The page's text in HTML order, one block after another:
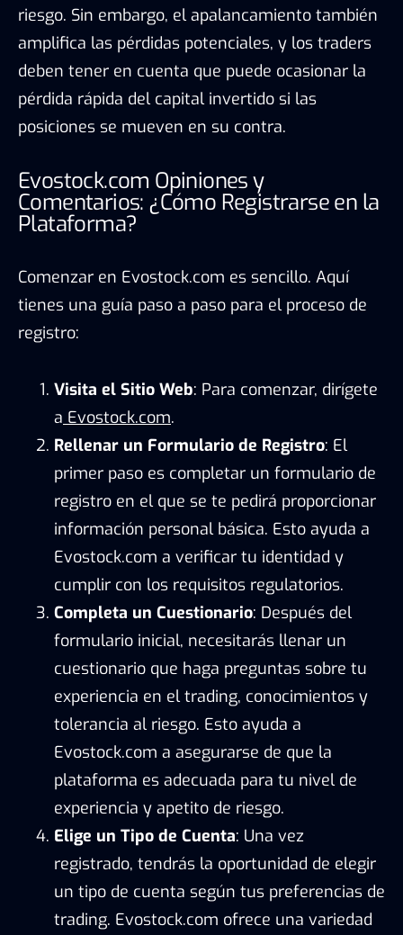
riesgo. Sin embargo, el apalancamiento también
amplifica las pérdidas potenciales, y los traders
deben tener en cuenta que puede ocasionar la
pérdida rápida del capital invertido si las
posiciones se mueven en su contra.
Evostock.com Opiniones y
Comentarios: ¿Cómo Registrarse en la
Plataforma?
Comenzar en Evostock.com es sencillo. Aquí
tienes una guía paso a paso para el proceso de
registro:
Visita el Sitio Web: Para comenzar, dirígete
a Evostock.com.
Rellenar un Formulario de Registro: El
primer paso es completar un formulario de
registro en el que se te pedirá proporcionar
información personal básica. Esto ayuda a
Evostock.com a verificar tu identidad y
cumplir con los requisitos regulatorios.
Completa un Cuestionario: Después del
formulario inicial, necesitarás llenar un
cuestionario que haga preguntas sobre tu
experiencia en el trading, conocimientos y
tolerancia al riesgo. Esto ayuda a
Evostock.com a asegurarse de que la
plataforma es adecuada para tu nivel de
experiencia y apetito de riesgo.
Elige un Tipo de Cuenta: Una vez
registrado, tendrás la oportunidad de elegir
un tipo de cuenta según tus preferencias de
trading. Evostock.com ofrece una variedad